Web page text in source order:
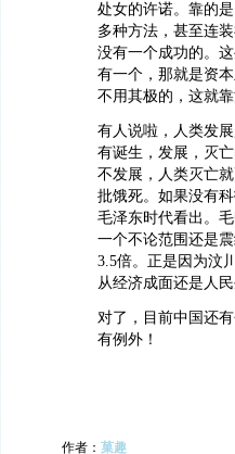
处女的许诺。靠的
多种方法，甚至连
没有一个成功的。
有一个，那就是资
不用其极的，这就
有人说啦，人类发
有诞生，发展，灭
不发展，人类灭亡
批饿死。如果没有
毛泽东时代看出。
一个不论范围还是
3.5倍。正是因为汶
从经济成面还是人
对了，目前中国还
有例外！
作者： 菓趣